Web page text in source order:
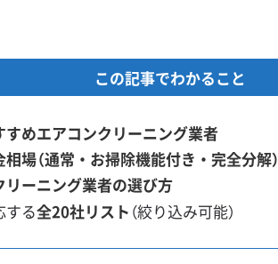
この記事でわかること
すめエアコンクリーニング業者
相場（通常・お掃除機能付き・完全分解）
リーニング業者の選び方
する全20社リスト （絞り込み可能）